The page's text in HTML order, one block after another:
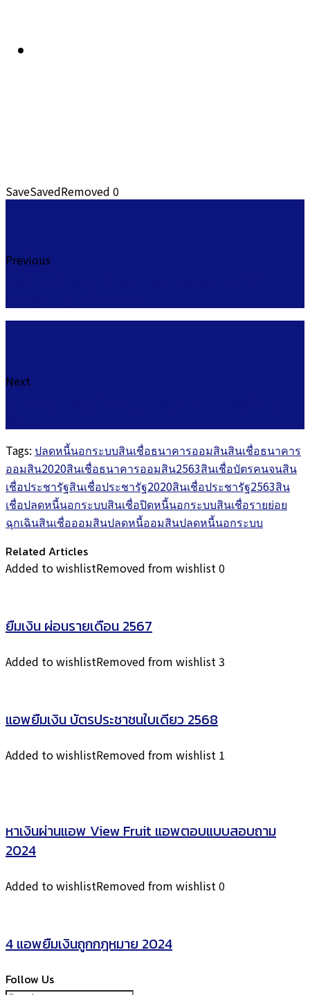
SaveSavedRemoved 0
Previous
Next
Tags: ปลดหนี้นอกระบบสินเชื่อธนาคารออมสินสินเชื่อธนาคาร
ออมสิน2020สินเชื่อธนาคารออมสิน2563สินเชื่อบัตรคนจนสิน
เชื่อประชารัฐสินเชื่อประชารัฐ2020สินเชื่อประชารัฐ2563สิน
เชื่อปลดหนี้นอกระบบสินเชื่อปิดหนี้นอกระบบสินเชื่อรายย่อย
ฉุกเฉินสินเชื่อออมสินปลดหนี้ออมสินปลดหนี้นอกระบบ
Related Articles
Added to wishlistRemoved from wishlist0
ยืมเงิน ผ่อนรายเดือน 2567
Added to wishlistRemoved from wishlist3
แอพยืมเงิน บัตรประชาชนใบเดียว 2568
Added to wishlistRemoved from wishlist 1
หาเงินผ่านแอพ View Fruit แอพตอบแบบสอบถาม
2024
Added to wishlistRemoved from wishlist0
4 แอพยืมเงินถูกกฎหมาย 2024
Follow Us